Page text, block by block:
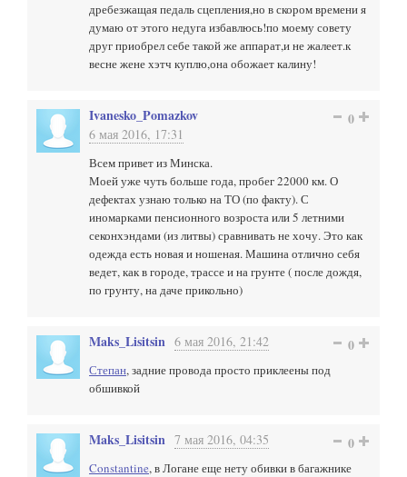
дребезжащая педаль сцепления,но в скором времени я
думаю от этого недуга избавлюсь!по моему совету
друг приобрел себе такой же аппарат,и не жалеет.к
весне жене хэтч куплю,она обожает калину!
Ivanesko_Pomazkov
6 мая 2016, 17:31
0
Всем привет из Минска.
Моей уже чуть больше года, пробег 22000 км. О
дефектах узнаю только на ТО (по факту). С
иномарками пенсионного возроста или 5 летними
секонхэндами (из литвы) сравнивать не хочу. Это как
одежда есть новая и ношеная. Машина отлично себя
ведет, как в городе, трассе и на грунте ( после дождя,
по грунту, на даче прикольно)
Maks_Lisitsin 6 мая 2016, 21:42 0
Степан, задние провода просто приклеены под
обшивкой
Maks_Lisitsin 7 мая 2016, 04:35 0
Constantine, в Логане еще нету обивки в багажнике